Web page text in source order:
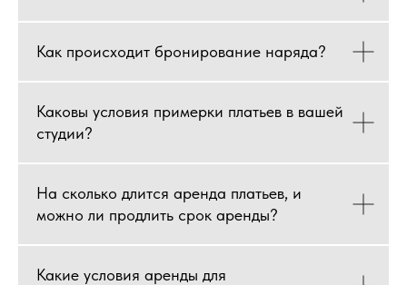
Как происходит бронирование наряда?
Каковы условия примерки платьев в вашей
студии?
На сколько длится аренда платьев, и
можно ли продлить срок аренды?
Какие условия аренды для